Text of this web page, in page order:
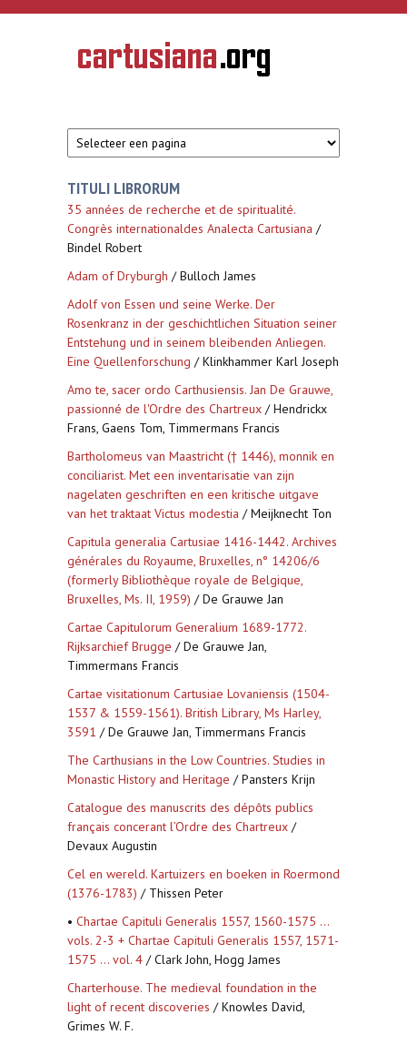
Overslaan en naar de inhoud gaan
CARTUSIANA
Geschiedenis
van de
TITULI LIBRORUM
35 années de recherche et de spiritualité.
Congrès internationaldes Analecta Cartusiana /
Bindel Robert
Adam of Dryburgh / Bulloch James
Adolf von Essen und seine Werke. Der
Rosenkranz in der geschichtlichen Situation seiner
Entstehung und in seinem bleibenden Anliegen.
Eine Quellenforschung / Klinkhammer Karl Joseph
Amo te, sacer ordo Carthusiensis. Jan De Grauwe,
passionné de l'Ordre des Chartreux / Hendrickx
Frans, Gaens Tom, Timmermans Francis
Bartholomeus van Maastricht († 1446), monnik en
conciliarist. Met een inventarisatie van zijn
nagelaten geschriften en een kritische uitgave
van het traktaat Victus modestia / Meijknecht Ton
Capitula generalia Cartusiae 1416-1442. Archives
générales du Royaume, Bruxelles, n° 14206/6
(formerly Bibliothèque royale de Belgique,
Bruxelles, Ms. II, 1959) / De Grauwe Jan
Cartae Capitulorum Generalium 1689-1772.
Rijksarchief Brugge / De Grauwe Jan,
Timmermans Francis
Cartae visitationum Cartusiae Lovaniensis (1504-
1537 & 1559-1561). British Library, Ms Harley,
3591 / De Grauwe Jan, Timmermans Francis
The Carthusians in the Low Countries. Studies in
Monastic History and Heritage / Pansters Krijn
Catalogue des manuscrits des dépôts publics
français concerant l’Ordre des Chartreux /
Devaux Augustin
Cel en wereld. Kartuizers en boeken in Roermond
(1376-1783) / Thissen Peter
• Chartae Capituli Generalis 1557, 1560-1575 ...
vols. 2-3 + Chartae Capituli Generalis 1557, 1571-
1575 ... vol. 4 / Clark John, Hogg James
Charterhouse. The medieval foundation in the
light of recent discoveries / Knowles David,
Grimes W. F.